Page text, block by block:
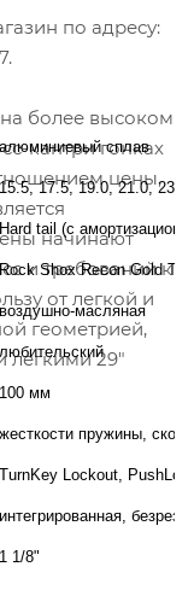
по адресу:
более высоком
кантри гонках
цены,
начинают
и требований к
от легкой и
геометрией,
легкими 29"
алюминиевый сплав
15.5, 17.5, 19.0, 21.0,
Hard tail (с
Rock Shox Recon Gold TK
воздушно-масляная
любительский
100 мм
жесткости пружины,
TurnKey Lockout, PushLoc
интегрированная,
1 1/8"